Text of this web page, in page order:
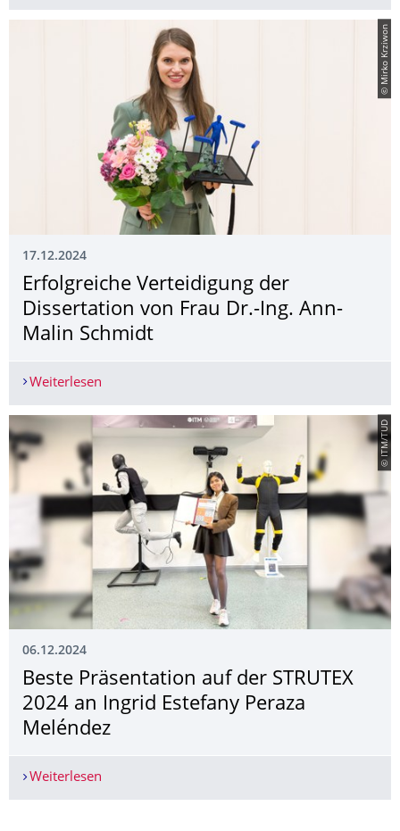
© Mirko Krziwon
17.12.2024
Erfolgreiche Verteidigung der
Dissertation von Frau Dr.-Ing. Ann-
Malin Schmidt
Weiterlesen
© ITM/TUD
06.12.2024
Beste Präsentation auf der STRUTEX
2024 an Ingrid Estefany Peraza
Meléndez
Weiterlesen